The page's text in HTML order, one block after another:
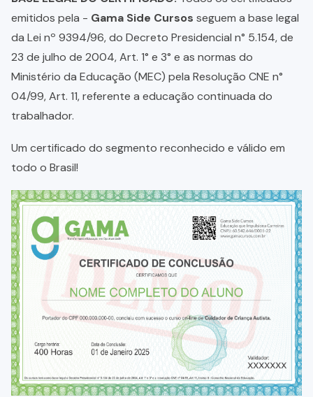
emitidos pela - Gama Side Cursos seguem a base legal
da Lei nº 9394/96, do Decreto Presidencial n° 5.154, de
23 de julho de 2004, Art. 1° e 3° e as normas do
Ministério da Educação (MEC) pela Resolução CNE n°
04/99, Art. 11, referente a educação continuada do
trabalhador.
Um certificado do segmento reconhecido e válido em
todo o Brasil!